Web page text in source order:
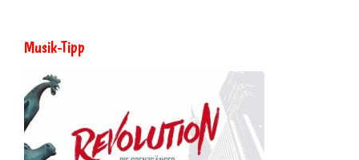
Musik-Tipp